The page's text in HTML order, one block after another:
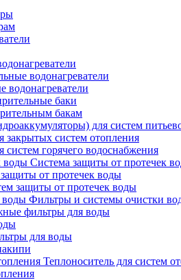
водонагреватели
водонагреватели
баки
бакам
для систем
закрытых систем отопления
горячего водоснабжения
Система защиты от протечек
от протечек воды
защиты от протечек воды
Фильтры и системы очистки
фильтры для воды
для воды
Теплоноситель для систем